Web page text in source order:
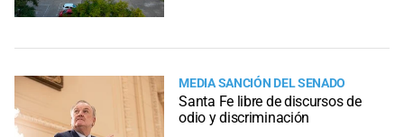
MEDIA SANCIÓN DEL SENADO
Santa Fe libre de discursos de
odio y discriminación